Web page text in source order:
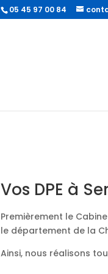
05 45 97 00 84
Vos DPE à
Premièrement le
le département de la
Ainsi, nous réalisons